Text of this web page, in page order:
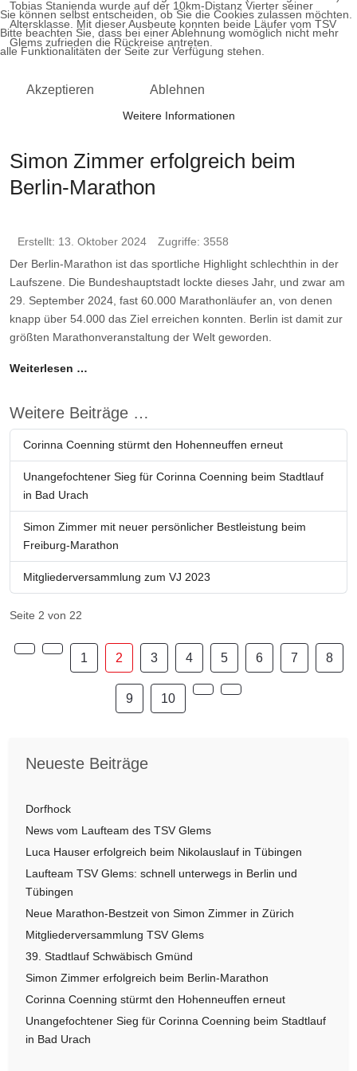
Tobias Stanienda wurde auf der 10km-Distanz Vierter seiner
Altersklasse. Mit dieser Ausbeute konnten beide Läufer vom TSV
Glems zufrieden die Rückreise antreten.
Simon Zimmer erfolgreich beim
Berlin-Marathon
Erstellt: 13. Oktober 2024
Zugriffe: 3558
Der Berlin-Marathon ist das sportliche Highlight schlechthin in der
Laufszene. Die Bundeshauptstadt lockte dieses Jahr, und zwar am
29. September 2024, fast 60.000 Marathonläufer an, von denen
knapp über 54.000 das Ziel erreichen konnten. Berlin ist damit zur
größten Marathonveranstaltung der Welt geworden.
Weiterlesen …
Weitere Beiträge …
Corinna Coenning stürmt den Hohenneuffen erneut
Unangefochtener Sieg für Corinna Coenning beim Stadtlauf
in Bad Urach
Simon Zimmer mit neuer persönlicher Bestleistung beim
Freiburg-Marathon
Mitgliederversammlung zum VJ 2023
Seite 2 von 22
1 2 3 4 5 6 7 8
9 10
Neueste Beiträge
Dorfhock
News vom Laufteam des TSV Glems
Luca Hauser erfolgreich beim Nikolauslauf in Tübingen
Laufteam TSV Glems: schnell unterwegs in Berlin und
Tübingen
Neue Marathon-Bestzeit von Simon Zimmer in Zürich
Mitgliederversammlung TSV Glems
39. Stadtlauf Schwäbisch Gmünd
Simon Zimmer erfolgreich beim Berlin-Marathon
Corinna Coenning stürmt den Hohenneuffen erneut
Unangefochtener Sieg für Corinna Coenning beim Stadtlauf
in Bad Urach
Sie können selbst entscheiden, ob Sie die Cookies zulassen möchten.
Bitte beachten Sie, dass bei einer Ablehnung womöglich nicht mehr
alle Funktionalitäten der Seite zur Verfügung stehen.
Akzeptieren Ablehnen
Weitere Informationen